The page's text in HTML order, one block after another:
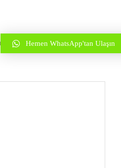
Gerekli alanlar
*
ile
Hemen WhatsApp'tan Ulaşın